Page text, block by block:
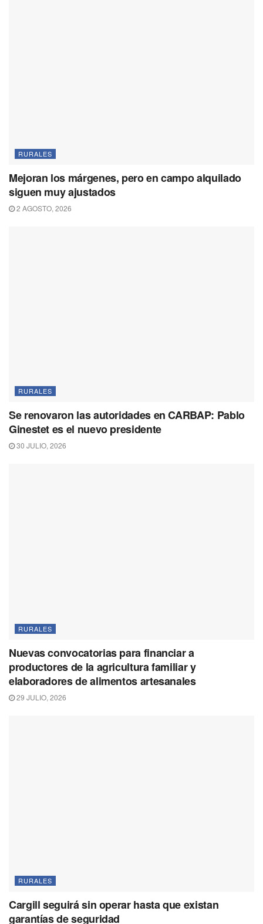
RURALES
Mejoran los márgenes, pero en campo alquilado
siguen muy ajustados
2 AGOSTO, 2026
RURALES
Se renovaron las autoridades en CARBAP: Pablo
Ginestet es el nuevo presidente
30 JULIO, 2026
RURALES
Nuevas convocatorias para financiar a
productores de la agricultura familiar y
elaboradores de alimentos artesanales
29 JULIO, 2026
RURALES
Cargill seguirá sin operar hasta que existan
garantías de seguridad